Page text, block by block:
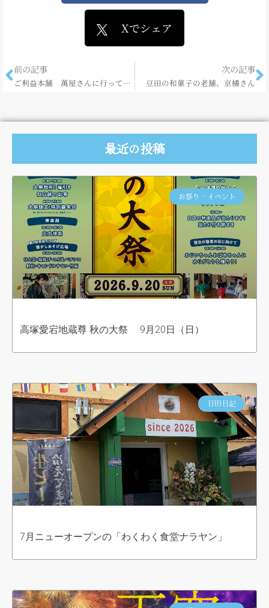
Xでシェア
前の記事
ご利益本舗 萬屋さんに行ってきました
次の記事
豆田の和菓子の老舗、京橘さん
最近の投稿
お祭り・イベント
高塚愛宕地蔵尊 秋の大祭 9月20日（日）
日田日記
7月ニューオープンの「わくわく食堂ナラヤン」